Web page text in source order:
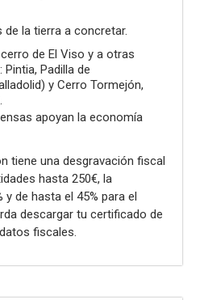
la tierra a concretar.
de El Viso y a otras
Padilla de
y Cerro Tormejón,
apoyan la economía
tiene una desgravación fiscal
hasta 250€, la
y de hasta el 45% para el
descargar tu certificado de
fiscales.